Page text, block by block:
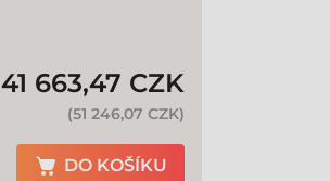
41 663,47 CZK
(51 246,07 CZK)
DO KOŠÍKU